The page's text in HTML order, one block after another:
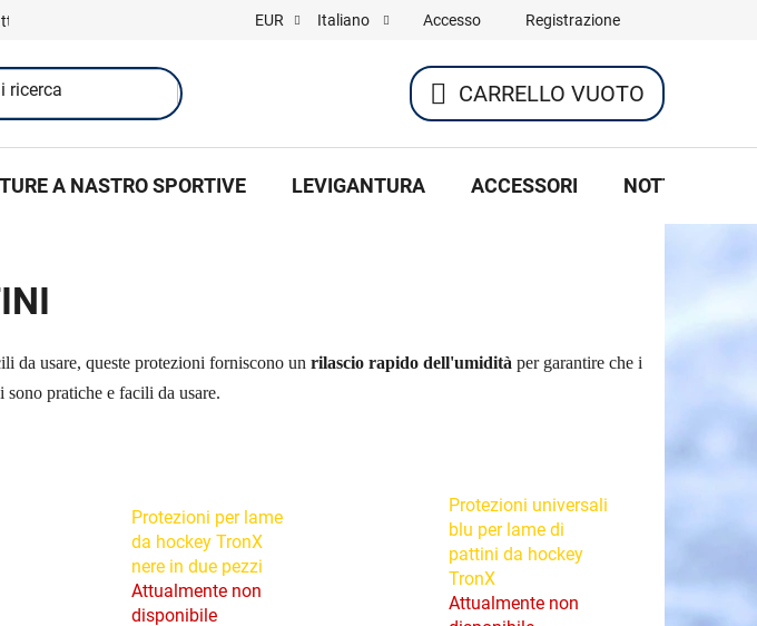
EUR Italiano Accesso Registrazione
CARRELLO
DELLA
CARRELLO VUOTO
A NASTRO SPORTIVE LEVIGANTURA ACCESSORI NOTTE DI
da usare, queste protezioni forniscono un rilascio rapido dell'umidità per garantire che i
pratiche e facili da usare.
Protezioni per lame
da hockey TronX
nere in due pezzi
Attualmente non
disponibile
Protezioni universali
blu per lame di
pattini da hockey
TronX
Attualmente non